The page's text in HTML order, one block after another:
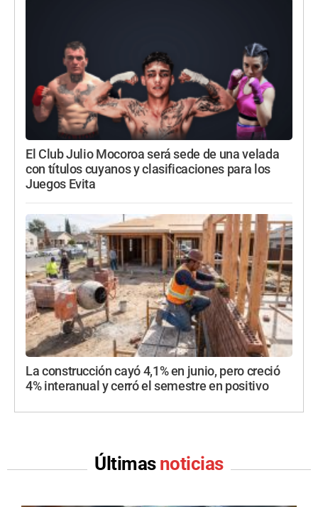
El Club Julio Mocoroa será sede de una velada
con títulos cuyanos y clasificaciones para los
Juegos Evita
La construcción cayó 4,1% en junio, pero creció
4% interanual y cerró el semestre en positivo
Últimas noticias